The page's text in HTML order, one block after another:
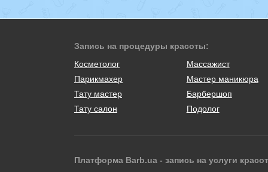
Запись на процедуры красоты:
Косметолог
Массажист
Парикмахер
Мастер маникюра
Тату мастер
Барбершоп
Тату салон
Подолог
Платформа Barb.ua - запись на услуги